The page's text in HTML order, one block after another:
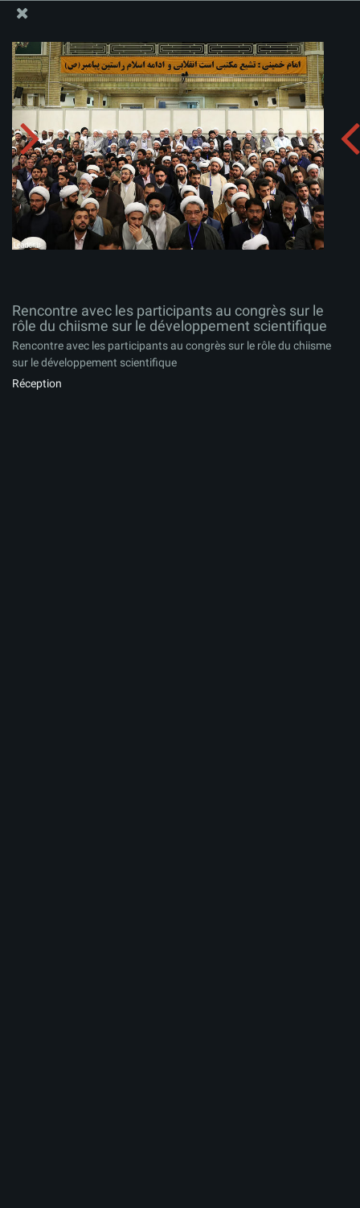
Rencontre avec les participants au congrès sur le rôle
du chiisme sur le développement scientifique
Télécharger l'album:
Rencontre avec les participants au congrès sur le
rôle du chiisme sur le développement scientifique
Rencontre avec les participants au congrès sur le rôle du chiisme
sur le développement scientifique
Réception